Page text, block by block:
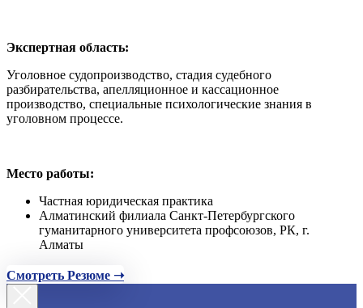
Экспертная область:
Уголовное судопроизводство, стадия судебного
разбирательства, апелляционное и кассационное
производство, специальные психологические знания в
уголовном процессе.
Место работы:
Частная юридическая практика
Алматинский филиала Санкт-Петербургского
гуманитарного университета профсоюзов, РК, г.
Алматы
Смотреть Резюме ➝